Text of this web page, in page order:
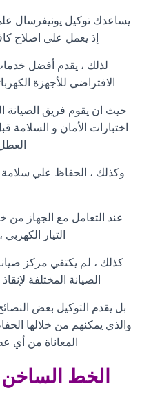
يساعدك توكيل يونيفرسال
إذ يعمل على اصلاح
لذلك ، يقدم أفضل
الافتراضي للأجهزة
حيث ان يقوم فريق الصيانة
اختبارات الأمان و السلامة
وكذلك ، الحفاظ علي سلامة
عند التعامل مع الجهاز من
التيار الكهربي
كذلك ، لم يكتفي مركز
الصيانة المختلفة
بل يقدم التوكيل بعض
والذي يمكنهم من خلالها
المعاناة من أي
الخط الساخن